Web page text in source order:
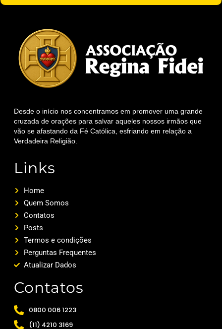
Desde o início nos concentramos em promover uma grande
cruzada de orações para salvar aqueles nossos irmãos que
vão se afastando da Fé Católica, esfriando em relação a
Verdadeira Religião.
Links
Home
Quem Somos
Contatos
Posts
Termos e condições
Perguntas Frequentes
Atualizar Dados
Contatos
0800 006 1223
(11) 4210 3169